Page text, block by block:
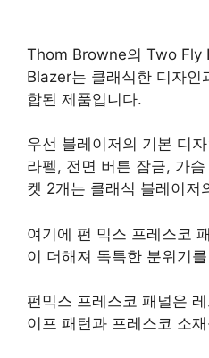
Thom Browne의 Two Fly
Blazer는 클래식한 디자인
합된 제품입니다.
우선 블레이저의 기본 디
라펠, 전면 버튼 잠금, 가
켓 2개는 클래식 블레이저
여기에 펀 믹스 프레스코
이 더해져 독특한 분위기
펀믹스 프레스코 패널은
이프 패턴과 프레스코 소